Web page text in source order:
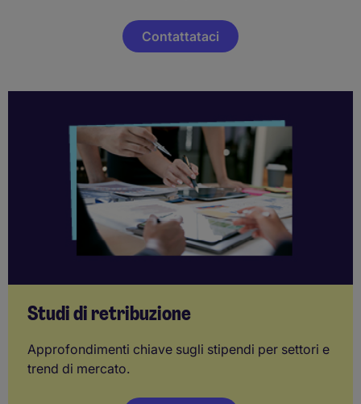
Contattataci
Studi di retribuzione
Approfondimenti chiave sugli stipendi per settori e
trend di mercato.